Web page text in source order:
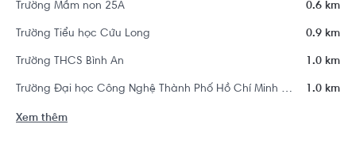
Trường Mầm non 25A 0.6 km
Trường Tiểu học Cửu Long 0.9 km
Trường THCS Bình An 1.0 km
Trường Đại học Công Nghệ Thành Phố Hồ Chí Minh - HUTECH 1.0 km
Xem thêm